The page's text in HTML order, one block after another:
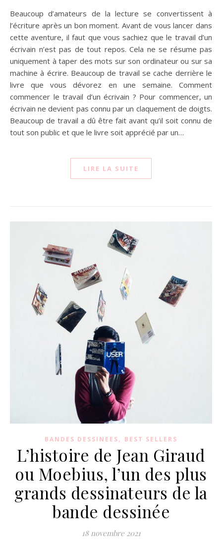
Beaucoup d’amateurs de la lecture se convertissent à
l’écriture après un bon moment. Avant de vous lancer dans
cette aventure, il faut que vous sachiez que le travail d’un
écrivain n’est pas de tout repos. Cela ne se résume pas
uniquement à taper des mots sur son ordinateur ou sur sa
machine à écrire. Beaucoup de travail se cache derrière le
livre que vous dévorez en une semaine. Comment
commencer le travail d’un écrivain ? Pour commencer, un
écrivain ne devient pas connu par un claquement de doigts.
Beaucoup de travail a dû être fait avant qu’il soit connu de
tout son public et que le livre soit apprécié par un…
LIRE LA SUITE
BANDES DESSINEES, BEST SELLERS
L’histoire de Jean Giraud
ou Moebius, l’un des plus
grands dessinateurs de la
bande dessinée
18 novembre 2021